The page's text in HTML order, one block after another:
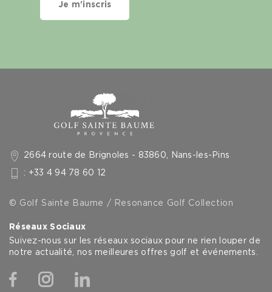
2664 route de Brignoles - 83860, Nans-les-Pins
: +33 4 94 78 60 12
© Golf Sainte Baume / Resonance Golf Collection
Réseaux Sociaux
Suivez-nous sur les réseaux sociaux pour ne rien louper de
notre actualité, nos meilleures offres golf et événements.
FacebookInstagram
Je m'inscris